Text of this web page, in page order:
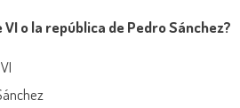
VI o la república de Pedro Sánchez?